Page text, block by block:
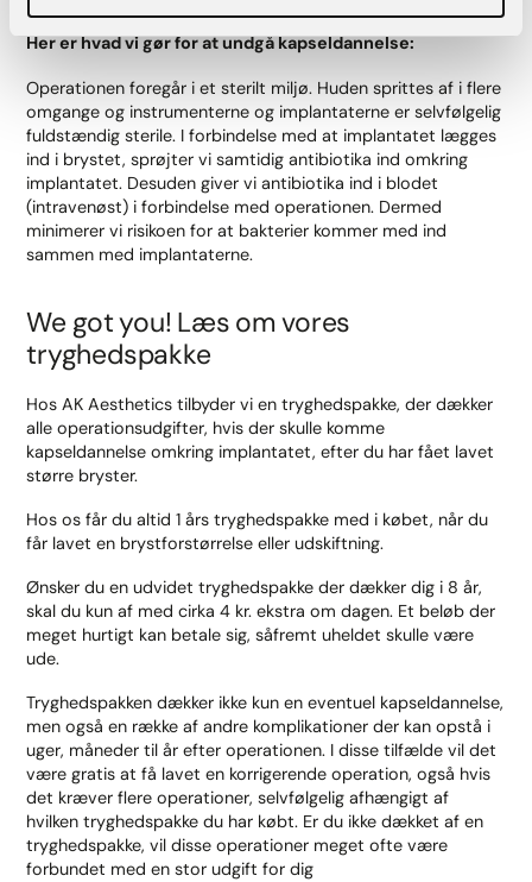
Her er hvad vi gør for at undgå kapseldannelse:
Operationen foregår i et sterilt miljø. Huden sprittes af i flere
omgange og instrumenterne og implantaterne er selvfølgelig
fuldstændig sterile. I forbindelse med at implantatet lægges
ind i brystet, sprøjter vi samtidig antibiotika ind omkring
implantatet. Desuden giver vi antibiotika ind i blodet
(intravenøst) i forbindelse med operationen. Dermed
minimerer vi risikoen for at bakterier kommer med ind
sammen med implantaterne.
We got you! Læs om vores
tryghedspakke
Hos AK Aesthetics tilbyder vi en tryghedspakke, der dækker
alle operationsudgifter, hvis der skulle komme
kapseldannelse omkring implantatet, efter du har fået lavet
større bryster.
Hos os får du altid 1 års tryghedspakke med i købet, når du
får lavet en brystforstørrelse eller udskiftning.
Ønsker du en udvidet tryghedspakke der dækker dig i 8 år,
skal du kun af med cirka 4 kr. ekstra om dagen. Et beløb der
meget hurtigt kan betale sig, såfremt uheldet skulle være
ude.
Tryghedspakken dækker ikke kun en eventuel kapseldannelse,
men også en række af andre komplikationer der kan opstå i
uger, måneder til år efter operationen. I disse tilfælde vil det
være gratis at få lavet en korrigerende operation, også hvis
det kræver flere operationer, selvfølgelig afhængigt af
hvilken tryghedspakke du har købt. Er du ikke dækket af en
tryghedspakke, vil disse operationer meget ofte være
forbundet med en stor udgift for dig